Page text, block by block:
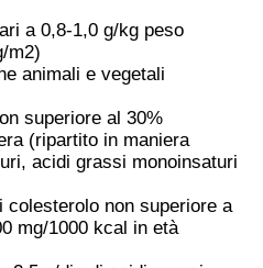
a 0,8-1,0 g/kg peso
m2)
animali e vegetali
superiore al 30%
(ripartito in maniera
acidi grassi monoinsaturi
colesterolo non superiore a
mg/1000 kcal in età